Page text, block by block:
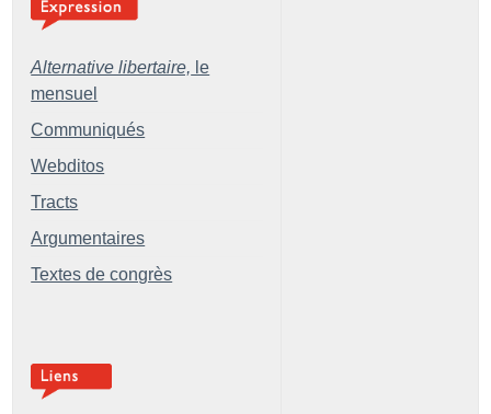
Alternative libertaire, le
mensuel
Communiqués
Webditos
Tracts
Argumentaires
Textes de congrès